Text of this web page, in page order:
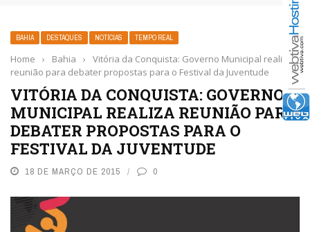
BAHIA DESTAQUES NOTÍCIAS TEMPO REAL
Home › Bahia ›
Vitória da Conquista: Governo Municipal realiza
reunião para debater propostas para o Festival da Juventude
VITÓRIA DA CONQUISTA: GOVERNO
MUNICIPAL REALIZA REUNIÃO PARA
DEBATER PROPOSTAS PARA O
FESTIVAL DA JUVENTUDE
18 DE MARÇO DE 2015 0